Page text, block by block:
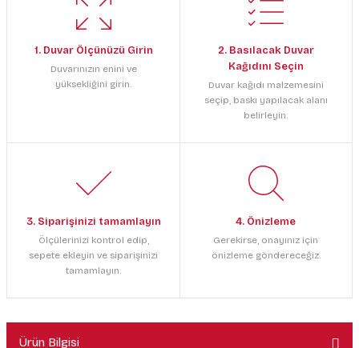
1. Duvar Ölçünüzü Girin
Duvarınızın enini ve
yüksekliğini girin.
2. Basılacak Duvar
Kağıdını Seçin
Duvar kağıdı malzemesini
seçip, baskı yapılacak alanı
belirleyin.
3. Siparişinizi tamamlayın
Ölçülerinizi kontrol edip,
sepete ekleyin ve siparişinizi
tamamlayın.
4. Önizleme
Gerekirse, onayınız için
önizleme göndereceğiz.
Ürün Bilgisi